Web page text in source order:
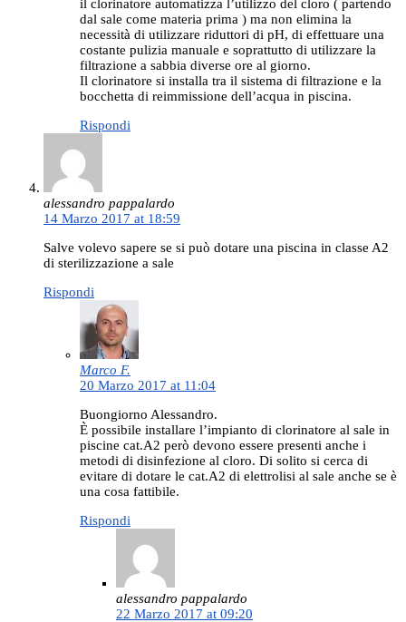
il clorinatore automatizza l’utilizzo del cloro ( partendo
dal sale come materia prima ) ma non elimina la
necessità di utilizzare riduttori di pH, di effettuare una
costante pulizia manuale e soprattutto di utilizzare la
filtrazione a sabbia diverse ore al giorno.
Il clorinatore si installa tra il sistema di filtrazione e la
bocchetta di reimmissione dell’acqua in piscina.
Rispondi
alessandro pappalardo
14 Marzo 2017 at 18:59
Salve volevo sapere se si può dotare una piscina in classe A2
di sterilizzazione a sale
Rispondi
Marco F.
20 Marzo 2017 at 11:04
Buongiorno Alessandro.
È possibile installare l’impianto di clorinatore al sale in
piscine cat.A2 però devono essere presenti anche i
metodi di disinfezione al cloro. Di solito si cerca di
evitare di dotare le cat.A2 di elettrolisi al sale anche se è
una cosa fattibile.
Rispondi
alessandro pappalardo
22 Marzo 2017 at 09:20